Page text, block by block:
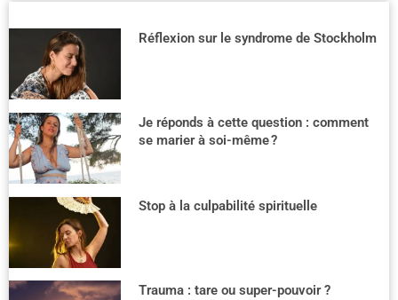
Réflexion sur le syndrome de Stockholm
Je réponds à cette question : comment
se marier à soi-même ?
Stop à la culpabilité spirituelle
Trauma : tare ou super-pouvoir ?